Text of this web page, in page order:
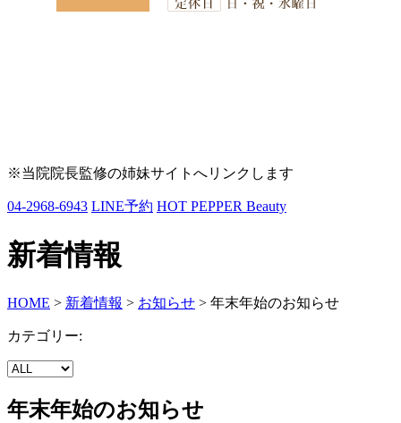
※当院院長監修の姉妹サイトへリンクします
04-2968-6943 LINE予約 HOT PEPPER Beauty
新着情報
HOME > 新着情報 > お知らせ > 年末年始のお知らせ
カテゴリー:
年末年始のお知らせ